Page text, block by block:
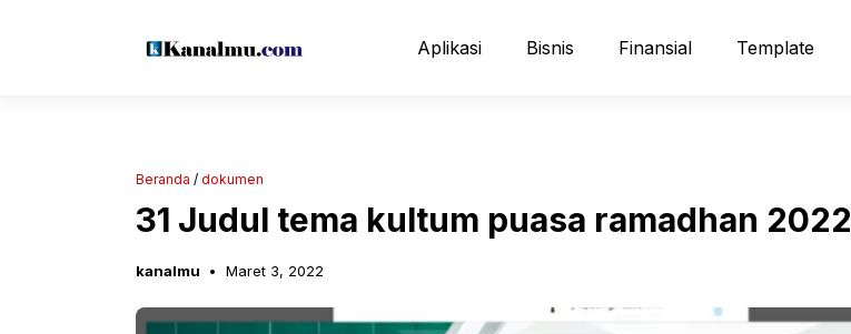
Aplikasi Bisnis Finansial Template
Beranda / dokumen
31 Judul tema kultum puasa ramadhan 2022
kanalmu Maret 3, 2022